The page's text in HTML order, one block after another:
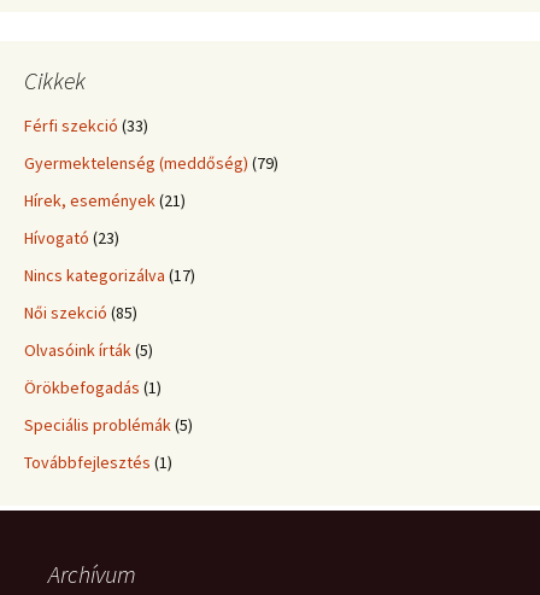
Cikkek
Férfi szekció (33)
Gyermektelenség (meddőség) (79)
Hírek, események(21)
Hívogató (23)
Nincs kategorizálva (17)
Női szekció (85)
Olvasóink írták(5)
Örökbefogadás (1)
Speciális problémák(5)
Továbbfejlesztés (1)
Archívum